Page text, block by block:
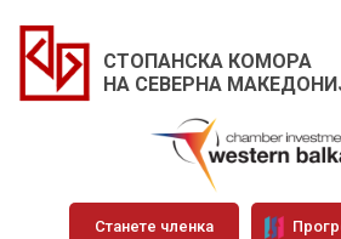
СТОПАНСКА КОМОРА
НА СЕВЕРНА
Станете членка